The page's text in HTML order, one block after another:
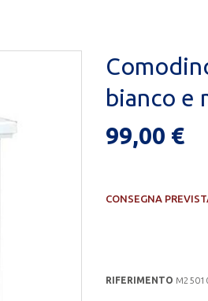
bianco e
99,00 €
CONSEGNA
RIFERIMENTO